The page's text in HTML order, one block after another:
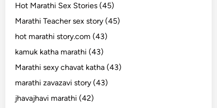
Hot Marathi Sex Stories (45)
Marathi Teacher sex story (45)
hot marathi story.com (43)
kamuk katha marathi (43)
Marathi sexy chavat katha (43)
marathi zavazavi story (43)
jhavajhavi marathi (42)